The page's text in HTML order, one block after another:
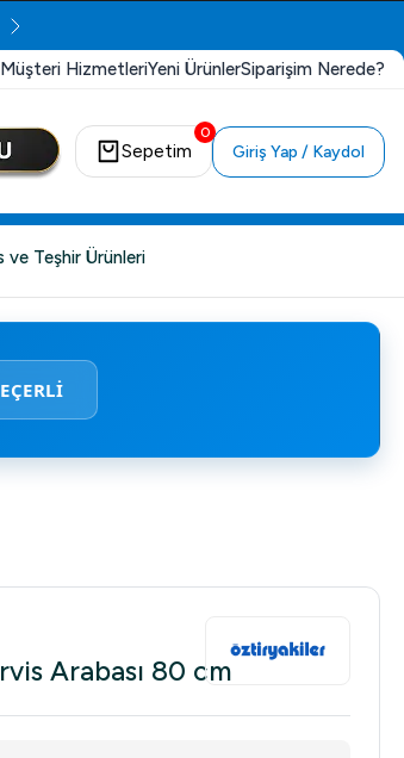
Müşteri HizmetleriYeni ÜrünlerSiparişim Nerede?
0
Sepetim Giriş Yap / Kaydol
ve Teşhir Ürünleri
Arabası 80 cm